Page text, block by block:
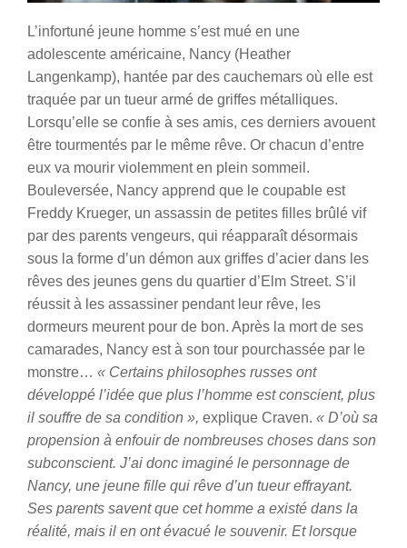
L’infortuné jeune homme s’est mué en une
adolescente américaine, Nancy (Heather
Langenkamp), hantée par des cauchemars où elle est
traquée par un tueur armé de griffes métalliques.
Lorsqu’elle se confie à ses amis, ces derniers avouent
être tourmentés par le même rêve. Or chacun d’entre
eux va mourir violemment en plein sommeil.
Bouleversée, Nancy apprend que le coupable est
Freddy Krueger, un assassin de petites filles brûlé vif
par des parents vengeurs, qui réapparaît désormais
sous la forme d’un démon aux griffes d’acier dans les
rêves des jeunes gens du quartier d’Elm Street. S’il
réussit à les assassiner pendant leur rêve, les
dormeurs meurent pour de bon. Après la mort de ses
camarades, Nancy est à son tour pourchassée par le
monstre… « Certains philosophes russes ont
développé l’idée que plus l’homme est conscient, plus
il souffre de sa condition », explique Craven. « D’où sa
propension à enfouir de nombreuses choses dans son
subconscient. J’ai donc imaginé le personnage de
Nancy, une jeune fille qui rêve d’un tueur effrayant.
Ses parents savent que cet homme a existé dans la
réalité, mais il en ont évacué le souvenir. Et lorsque